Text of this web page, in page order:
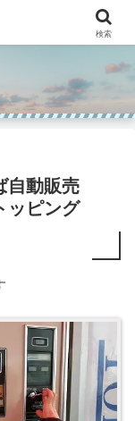
ブログ。
自動販売
ッピング
検索